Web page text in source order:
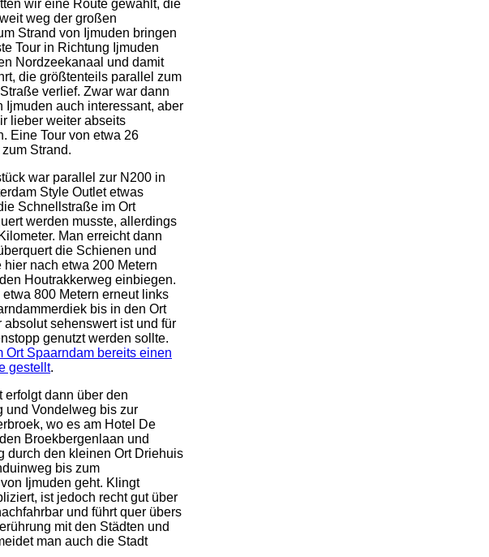
wir eine Route gewählt, die
weg der großen
Strand von Ijmuden bringen
Tour in Richtung Ijmuden
Nordzeekanaal und damit
die größtenteils parallel zum
verlief. Zwar war dann
Ijmuden auch interessant, aber
lieber weiter abseits
Eine Tour von etwa 26
Strand.
war parallel zur N200 in
Style Outlet etwas
Schnellstraße im Ort
werden musste, allerdings
Man erreicht dann
die Schienen und
hier nach etwa 200 Metern
Houtrakkerweg einbiegen.
800 Metern erneut links
bis in den Ort
absolut sehenswert ist und für
genutzt werden sollte.
Ort Spaarndam bereits einen
gestellt.
erfolgt dann über den
und Vondelweg bis zur
wo es am Hotel De
Broekbergenlaan und
durch den kleinen Ort Driehuis
bis zum
Ijmuden geht. Klingt
ist jedoch recht gut über
und führt quer übers
mit den Städten und
man auch die Stadt